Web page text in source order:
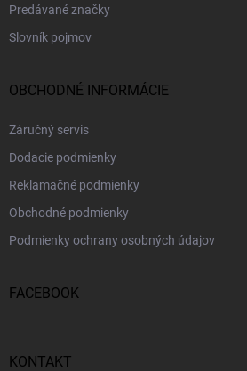
Predávané značky
Slovník pojmov
OBCHODNÉ INFORMÁCIE
Záručný servis
Dodacie podmienky
Reklamačné podmienky
Obchodné podmienky
Podmienky ochrany osobných údajov
FACEBOOK
KONTAKT